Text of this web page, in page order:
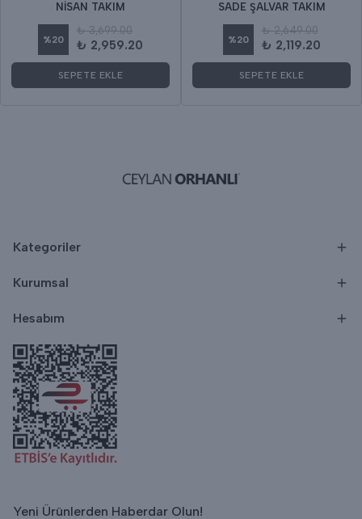
NİSAN TAKIM
%20
₺ 3,699.00
₺ 2,959.20
SEPETE EKLE
SADE ŞALVAR TAKIM
%20
₺ 2,649.00
₺ 2,119.20
SEPETE EKLE
Kategoriler
Kurumsal
Hesabım
Yeni Ürünlerden Haberdar Olun!